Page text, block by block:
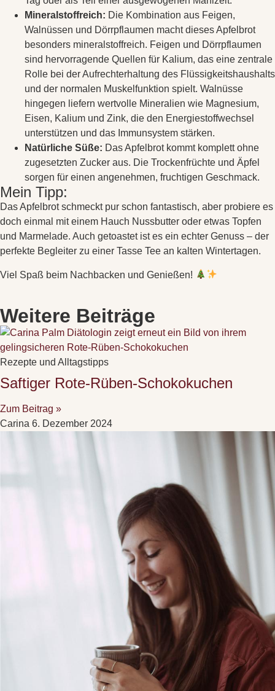
Mineralstoffreich: Die Kombination aus Feigen,
Walnüssen und Dörrpflaumen macht dieses Apfelbrot
besonders mineralstoffreich. Feigen und Dörrpflaumen
sind hervorragende Quellen für Kalium, das eine zentrale
Rolle bei der Aufrechterhaltung des Flüssigkeitshaushalts
und der normalen Muskelfunktion spielt. Walnüsse
hingegen liefern wertvolle Mineralien wie Magnesium,
Eisen, Kalium und Zink, die den Energiestoffwechsel
unterstützen und das Immunsystem stärken.
Natürliche Süße: Das Apfelbrot kommt komplett ohne
zugesetzten Zucker aus. Die Trockenfrüchte und Äpfel
sorgen für einen angenehmen, fruchtigen Geschmack.
Mein Tipp:
Das Apfelbrot schmeckt pur schon fantastisch, aber probiere es
doch einmal mit einem Hauch Nussbutter oder etwas Topfen
und Marmelade. Auch getoastet ist es ein echter Genuss – der
perfekte Begleiter zu einer Tasse Tee an kalten Wintertagen.
Viel Spaß beim Nachbacken und Genießen!
Weitere Beiträge
Rezepte und Alltagstipps
Saftiger Rote-Rüben-Schokokuchen
Zum Beitrag »
Carina 6. Dezember 2024